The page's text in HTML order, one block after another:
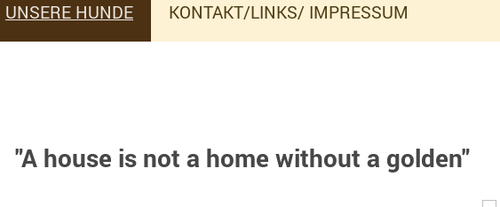
UNSERE HUNDE KONTAKT/LINKS/ IMPRESSUM
"A house is not a home without a golden"